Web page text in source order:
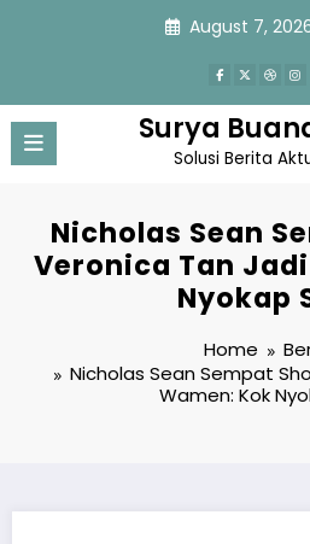
August 7,
Surya
Solusi Berita
Nicholas Sean
Veronica Tan
Nyokap
Home
Nicholas Sean Sempat
Wamen: Kok